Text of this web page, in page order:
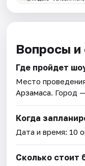
Вопросы и
Где пройдет
Место
Арзамаса. Город
Когда
Дата и время: 10
Сколько стоит